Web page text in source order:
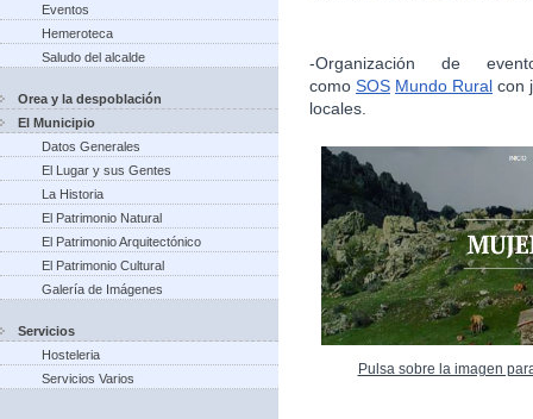
Eventos
Hemeroteca
Saludo del alcalde
Orea y la despoblación
El Municipio
Datos Generales
El Lugar y sus Gentes
La Historia
El Patrimonio Natural
El Patrimonio Arquitectónico
El Patrimonio Cultural
Galería de Imágenes
Servicios
Hosteleria
Servicios Varios
-Organización de
como SOS Mundo Rural con
locales.
Pulsa sobre la imagen